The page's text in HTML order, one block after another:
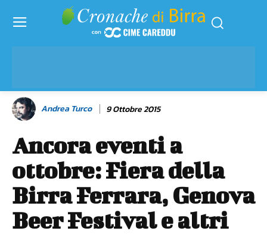
Andrea Turco 9 Ottobre 2015
Ancora eventi a
ottobre: Fiera della
Birra Ferrara, Genova
Beer Festival e altri